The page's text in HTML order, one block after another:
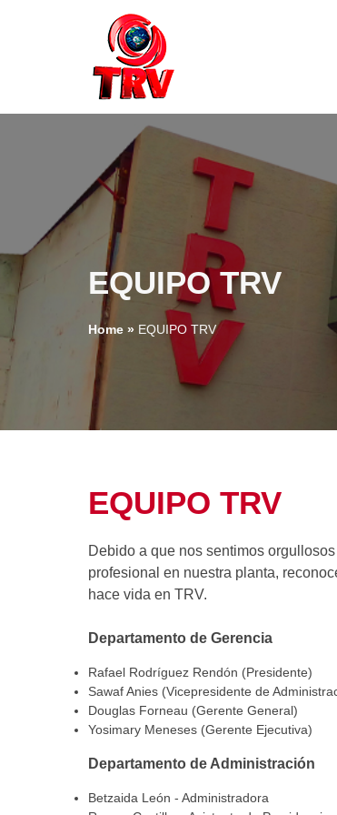
EQUIPO TRV
Home » EQUIPO TRV
EQUIPO TRV
Debido a que nos sentimos
profesional en nuestra planta,
hace vida en TRV.
Departamento de Gerencia
Rafael Rodríguez Rendón (Presidente)
Sawaf Anies (Vicepresidente de
Douglas Forneau (Gerente General)
Yosimary Meneses (Gerente Ejecutiva)
Departamento de Administración
Betzaida León - Administradora